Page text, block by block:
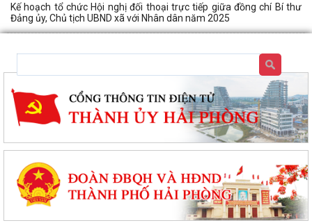
Kế hoạch tổ chức Hội nghị đối thoại trực tiếp giữa đồng chí Bí thư
Đảng ủy, Chủ tịch UBND xã với Nhân dân năm 2025